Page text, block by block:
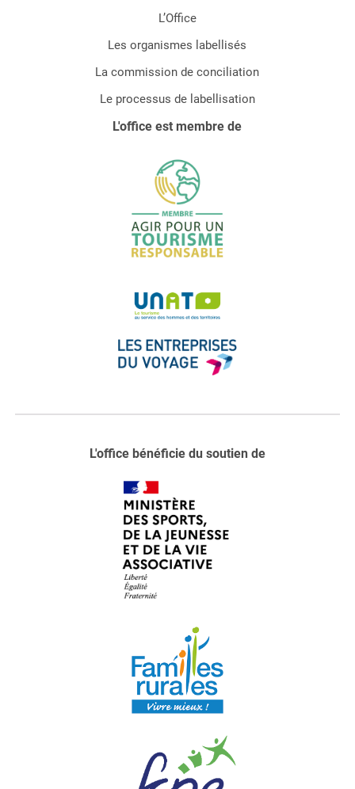
L’Office
Les organismes labellisés
La commission de conciliation
Le processus de labellisation
L'office est membre de
L'office bénéficie du soutien de